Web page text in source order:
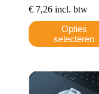
€ 7,26 incl. btw
Opties
selecteren
Dit
product
heeft
Deze